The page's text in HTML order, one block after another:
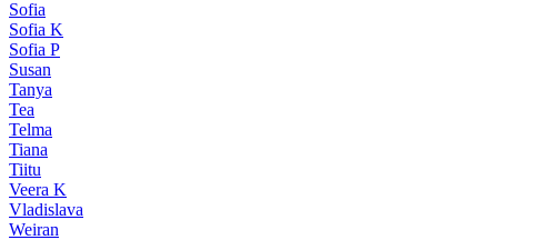
Sofia
Sofia K
Sofia P
Susan
Tanya
Tea
Telma
Tiana
Tiitu
Veera K
Vladislava
Weiran